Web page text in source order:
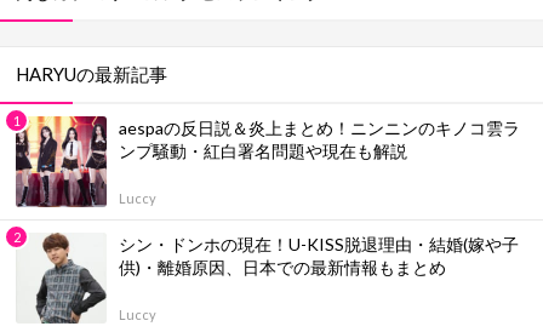
HARYUの最新記事
aespaの反日説＆炎上まとめ！ニンニンのキノコ雲ラ
ンプ騒動・紅白署名問題や現在も解説
Luccy
シン・ドンホの現在！U-KISS脱退理由・結婚(嫁や子
供)・離婚原因、日本での最新情報もまとめ
Luccy